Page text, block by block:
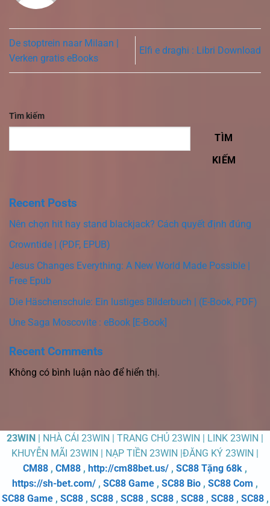
De stoptrein naar Milaan |
Verken gratis eBooks
Elfi e draghi : Libri Download
Tìm kiếm
TÌM
KIẾM
Recent Posts
Nên chọn hit hay stand blackjack? Cách quyết định đúng
Crowntide | (PDF, EPUB)
Jesus Changes Everything: A New World Made Possible |
Free Epub
Die Häschenschule: Ein lustiges Bilderbuch | (E-Book, PDF)
Une Saga Moscovite : eBook [E-Book]
Recent Comments
Không có bình luận nào để hiển thị.
23WIN | NHÀ CÁI 23WIN | TRANG CHỦ 23WIN | LINK 23WIN |
KHUYỄN MÃI 23WIN | NẠP TIỀN 23WIN |ĐĂNG KÝ 23WIN |
CM88 , CM88 , http://cm88bet.us/ , SC88 Tặng 68k ,
https://sh-bet.com/ , SC88 Game , SC88 Bio , SC88 Com ,
SC88 Game, SC88, SC88, SC88, SC88, SC88, SC88, SC88,